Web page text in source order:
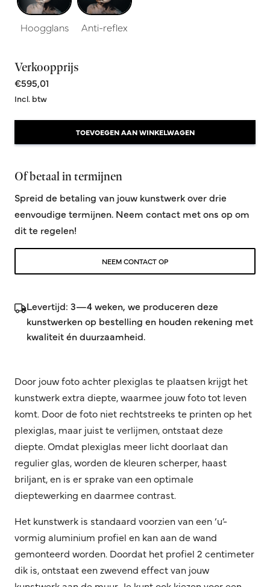
Hoogglans Anti-reflex
Verkoopprijs
€595,01
Incl. btw
TOEVOEGEN AAN WINKELWAGEN
Of betaal in termijnen
Spreid de betaling van jouw kunstwerk over drie
eenvoudige termijnen. Neem contact met ons op om
dit te regelen!
NEEM CONTACT OP
Levertijd: 3—4 weken, we produceren deze
kunstwerken op bestelling en houden rekening met
kwaliteit én duurzaamheid.
Door jouw foto achter plexiglas te plaatsen krijgt het
kunstwerk extra diepte, waarmee jouw foto tot leven
komt. Door de foto niet rechtstreeks te printen op het
plexiglas, maar juist te verlijmen, ontstaat deze
diepte. Omdat plexiglas meer licht doorlaat dan
regulier glas, worden de kleuren scherper, haast
briljant, en is er sprake van een optimale
dieptewerking en daarmee contrast.
Het kunstwerk is standaard voorzien van een ‘u’-
vormig aluminium profiel en kan aan de wand
gemonteerd worden. Doordat het profiel 2 centimeter
dik is, ontstaat een zwevend effect van jouw